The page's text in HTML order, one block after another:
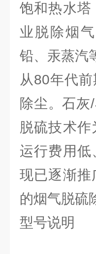
饱和热水塔
业脱除烟
铅、汞蒸汽
从80年代前
除尘。石灰
脱硫技术
运行费用低
现已逐渐推
的烟气脱硫
型号说明